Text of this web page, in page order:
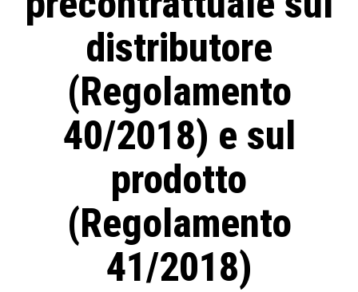
distributore
(Regolamento
40/2018) e sul
prodotto
(Regolamento
41/2018)